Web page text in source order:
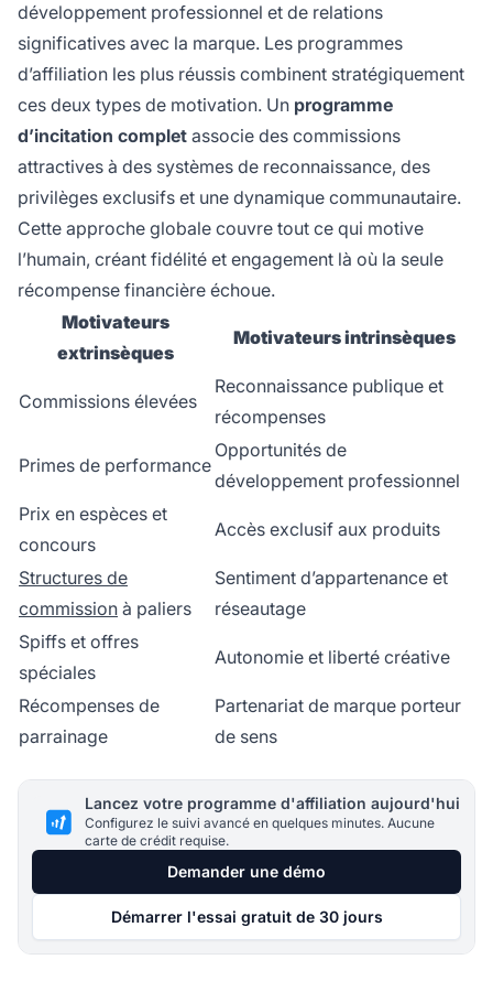
développement professionnel et de relations
significatives avec la marque. Les programmes
d’affiliation les plus réussis combinent stratégiquement
ces deux types de motivation. Un programme
d’incitation complet associe des commissions
attractives à des systèmes de reconnaissance, des
privilèges exclusifs et une dynamique communautaire.
Cette approche globale couvre tout ce qui motive
l’humain, créant fidélité et engagement là où la seule
récompense financière échoue.
Motivateurs
extrinsèques
Motivateurs intrinsèques
Commissions élevées
Reconnaissance publique et
récompenses
Primes de performance
Opportunités de
développement professionnel
Prix en espèces et
concours
Accès exclusif aux produits
Structures de
commission à paliers
Sentiment d’appartenance et
réseautage
Spiffs et offres
spéciales
Autonomie et liberté créative
Récompenses de
parrainage
Partenariat de marque porteur
de sens
Lancez votre programme d'affiliation aujourd'hui
Configurez le suivi avancé en quelques minutes. Aucune
carte de crédit requise.
Demander une démo
Démarrer l'essai gratuit de 30 jours